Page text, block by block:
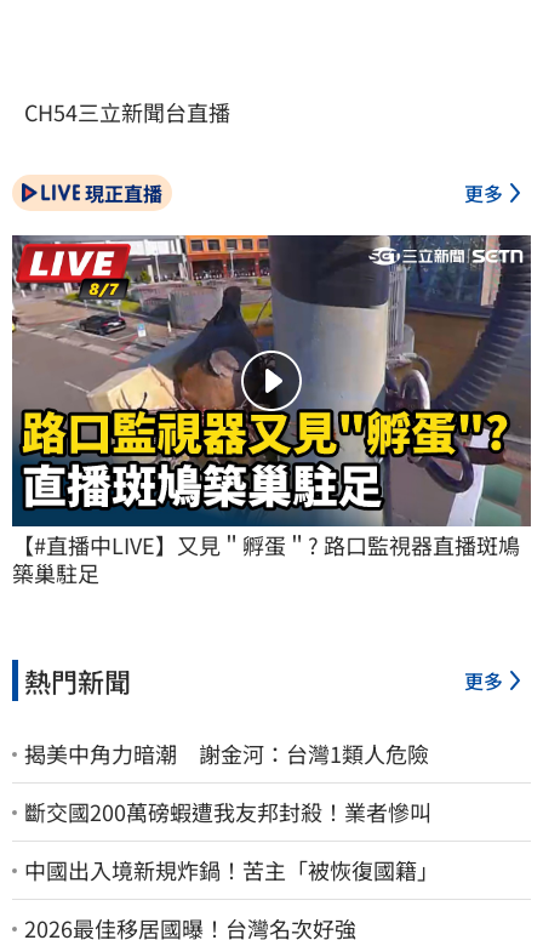
CH54三立新聞台直播
現正直播 更多
【#直播中LIVE】又見＂孵蛋＂? 路口監視器直播斑鳩
築巢駐足
熱門新聞 更多
揭美中角力暗潮 謝金河：台灣1類人危險
斷交國200萬磅蝦遭我友邦封殺！業者慘叫
中國出入境新規炸鍋！苦主「被恢復國籍」
2026最佳移居國曝！台灣名次好強